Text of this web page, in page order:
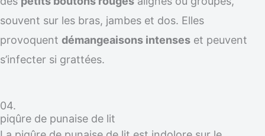
souvent sur les bras, jambes et dos. Elles
provoquent démangeaisons intenses et peuvent
s’infecter si grattées.
04.
piqûre de punaise de lit